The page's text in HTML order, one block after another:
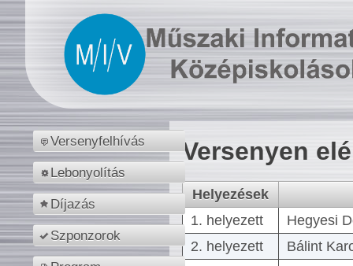
Versenyfelhívás
Lebonyolítás
Díjazás
Szponzorok
Versenyen
Helyezések
1. helyezett
Hegyesi
2. helyezett
Bálint